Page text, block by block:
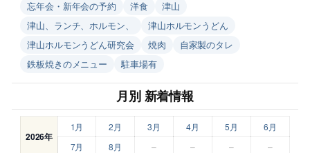
忘年会・新年会の予約 洋食
津山
津山、ランチ、ホルモン、
津山ホルモンうどん
津山ホルモンうどん研究会
焼肉
自家製のタレ
鉄板焼きのメニュー
駐車場有
月別 新着情報
2026年
1月 2月 3月 4月 5月
6月
7月
8月 – – – –